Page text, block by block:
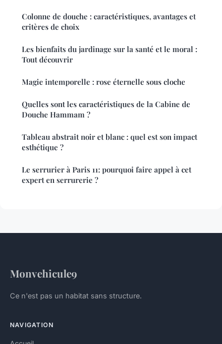
Colonne de douche : caractéristiques, avantages et
critères de choix
Les bienfaits du jardinage sur la santé et le moral :
Tout découvrir
Magie intemporelle : rose éternelle sous cloche
Quelles sont les caractéristiques de la Cabine de
Douche Hammam ?
Tableau abstrait noir et blanc : quel est son impact
esthétique ?
Le serrurier à Paris 11: pourquoi faire appel à cet
expert en serrurerie ?
Monvehicule9
Ce n'est pas un habitat sans structure.
NAVIGATION